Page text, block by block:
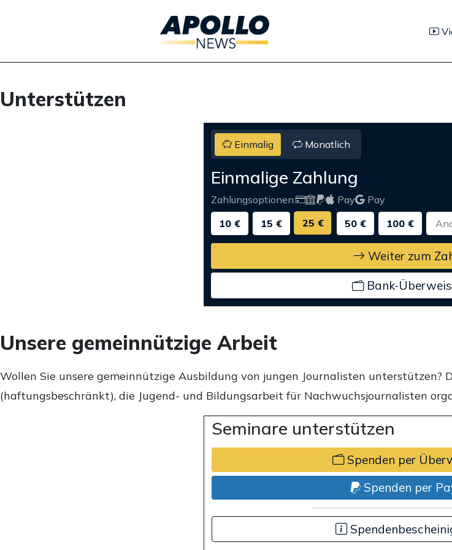
Unterstützen
Einmalig Monatlich
Einmalige Zahlung
Zahlungsoptionen: Pay
Pay
10 €
15 € 25 € 50 € 100 €
Weiter zum
Bank-
Unsere gemeinnützige Arbeit
Wollen Sie unsere gemeinnützige Ausbildung von jungen Journalisten unterstützen?
(haftungsbeschränkt), die Jugend- und Bildungsarbeit für Nachwuchsjournalisten
Seminare unterstützen
Spenden per
Spenden per